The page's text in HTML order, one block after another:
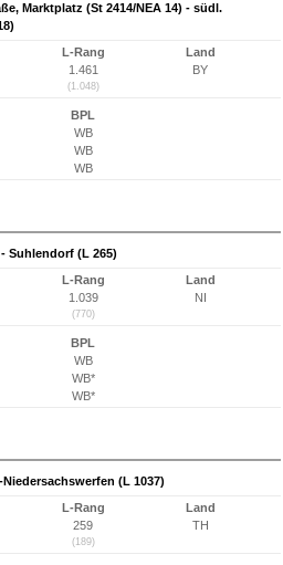
Marktplatz (St 2414/NEA 14) - südl.
L-Rang
1.461
(1.048)
Land
BY
BPL
WB
WB
WB
Suhlendorf (L 265)
L-Rang
1.039
(770)
Land
NI
BPL
WB
WB*
WB*
(L 1037)
L-Rang
259
(189)
Land
TH